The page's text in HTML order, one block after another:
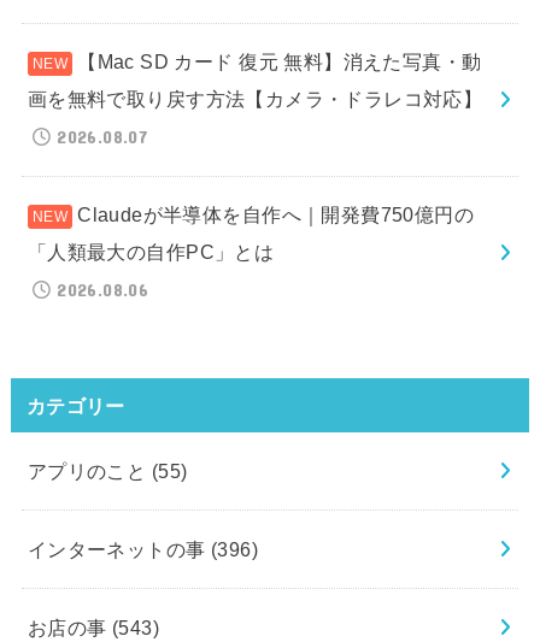
【Mac SD カード 復元 無料】消えた写真・動
画を無料で取り戻す方法【カメラ・ドラレコ対応】
2026.08.07
Claudeが半導体を自作へ｜開発費750億円の
「人類最大の自作PC」とは
2026.08.06
カテゴリー
アプリのこと (55)
インターネットの事 (396)
お店の事 (543)